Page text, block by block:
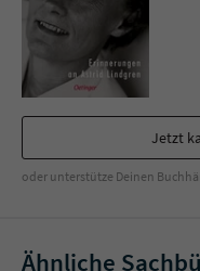
Jetzt
oder unterstütze Deinen
Ähnliche